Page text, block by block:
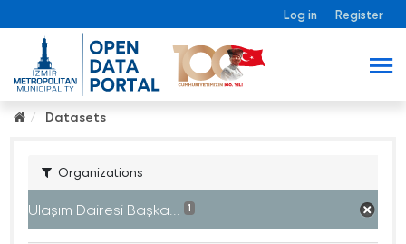
Log in Register
Datasets
Organizations
Ulaşım Dairesi Başka... 1